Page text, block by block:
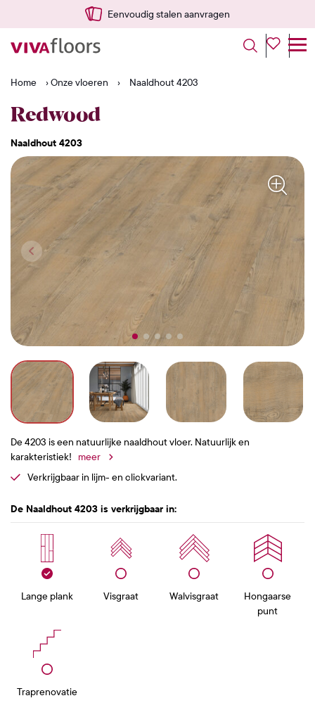
Snel vanuit NL geleverd
Home ›Onze vloeren › Naaldhout 4203
Redwood
Naaldhout 4203
De 4203 is een natuurlijke naaldhout vloer. Natuurlijk en
karakteristiek!
meer
Verkrijgbaar in lijm- en clickvariant.
De Naaldhout 4203 is verkrijgbaar in:
Lange plank Visgraat Walvisgraat
Hongaarse
punt
Traprenovatie